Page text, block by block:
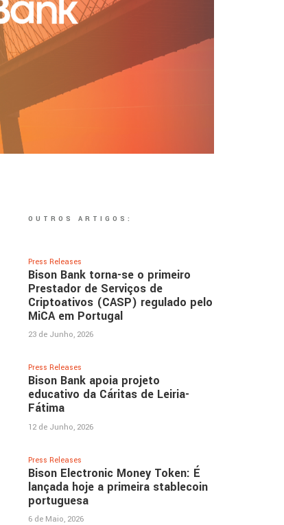
OUTROS ARTIGOS:
Press Releases
Bison Bank torna-se o primeiro
Prestador de Serviços de
Criptoativos (CASP) regulado pelo
MiCA em Portugal
23 de Junho, 2026
Press Releases
Bison Bank apoia projeto
educativo da Cáritas de Leiria-
Fátima
12 de Junho, 2026
Press Releases
Bison Electronic Money Token: É
lançada hoje a primeira stablecoin
portuguesa
6 de Maio, 2026